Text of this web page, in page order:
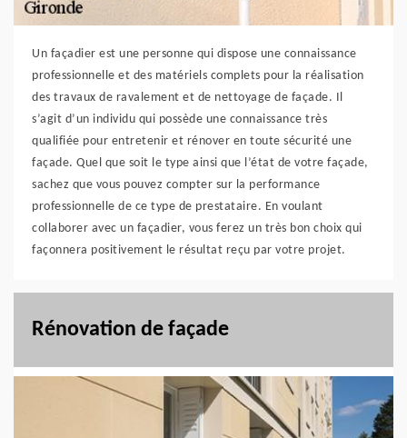
Un façadier est une personne qui dispose une connaissance
professionnelle et des matériels complets pour la réalisation
des travaux de ravalement et de nettoyage de façade. Il
s’agit d’un individu qui possède une connaissance très
qualifiée pour entretenir et rénover en toute sécurité une
façade. Quel que soit le type ainsi que l’état de votre façade,
sachez que vous pouvez compter sur la performance
professionnelle de ce type de prestataire. En voulant
collaborer avec un façadier, vous ferez un très bon choix qui
façonnera positivement le résultat reçu par votre projet.
Rénovation de façade